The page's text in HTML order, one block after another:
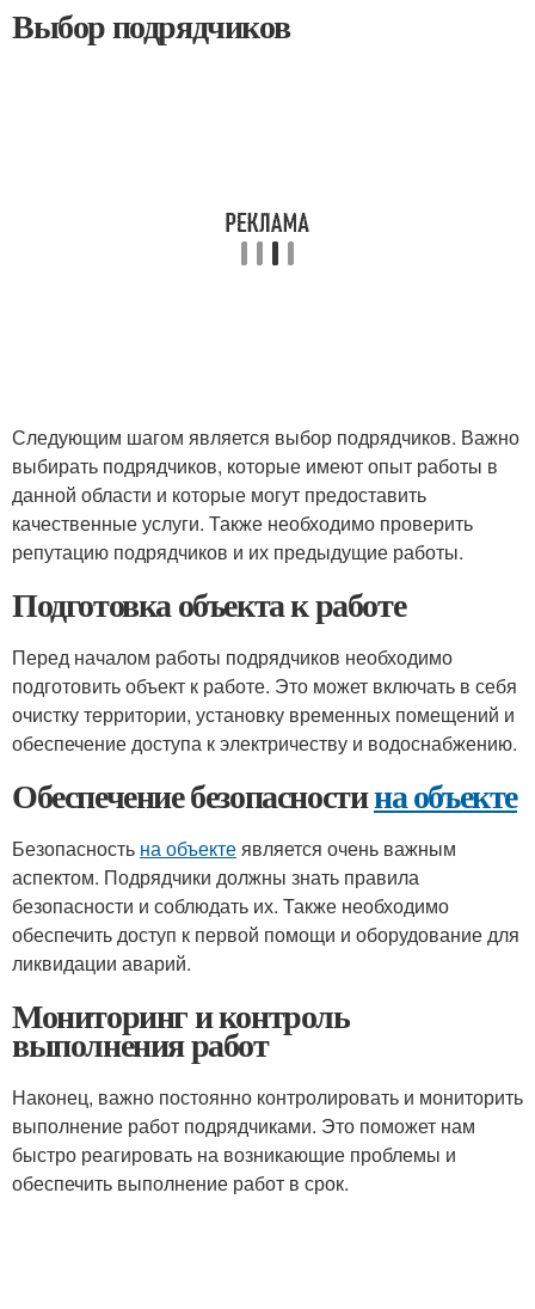
Выбор подрядчиков
Следующим шагом является выбор подрядчиков. Важно
выбирать подрядчиков, которые имеют опыт работы в
данной области и которые могут предоставить
качественные услуги. Также необходимо проверить
репутацию подрядчиков и их предыдущие работы.
Подготовка объекта к работе
Перед началом работы подрядчиков необходимо
подготовить объект к работе. Это может включать в себя
очистку территории, установку временных помещений и
обеспечение доступа к электричеству и водоснабжению.
Обеспечение безопасностина объекте
Безопасность на объектеявляется очень важным
аспектом. Подрядчики должны знать правила
безопасности и соблюдать их. Также необходимо
обеспечить доступ к первой помощи и оборудование для
ликвидации аварий.
Мониторинг и контроль
выполнения работ
Наконец, важно постоянно контролировать и мониторить
выполнение работ подрядчиками. Это поможет нам
быстро реагировать на возникающие проблемы и
обеспечить выполнение работ в срок.